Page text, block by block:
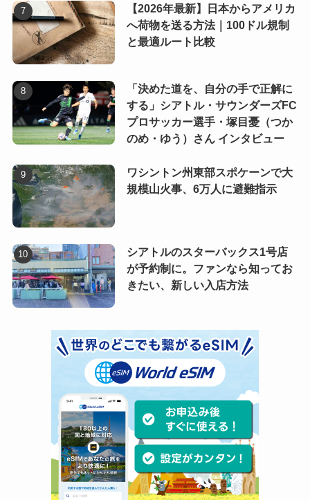
【2026年最新】日本からアメリカ
へ荷物を送る方法｜100ドル規制
と最適ルート比較
「決めた道を、自分の手で正解に
する」シアトル・サウンダーズFC
プロサッカー選手・塚目憂（つか
のめ・ゆう）さん インタビュー
ワシントン州東部スポケーンで大
規模山火事、6万人に避難指示
シアトルのスターバックス1号店
が予約制に。ファンなら知ってお
きたい、新しい入店方法